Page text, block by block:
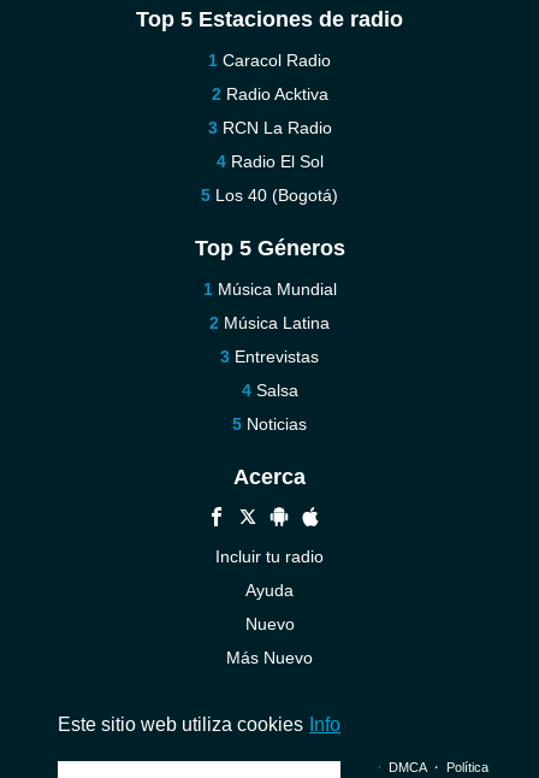
Top 5 Estaciones de radio
Caracol Radio
Radio Acktiva
RCN La Radio
Radio El Sol
Los 40 (Bogotá)
Top 5 Géneros
Música Mundial
Música Latina
Entrevistas
Salsa
Noticias
Acerca
Incluir tu radio
Ayuda
Nuevo
Más Nuevo
© 2026 InstantAudio. Reservados todos los derechos. ・ DMCA・ Política
Este sitio web utiliza cookies Info